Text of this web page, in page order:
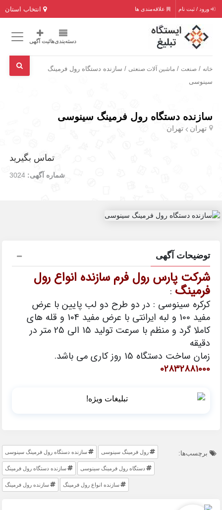
انتخاب استان ورود / ثبت نام علاقه‌مندی ها
دسته‌بندی‌هاثبت آگهی
خانه /صنعت /ماشین آلات صنعتی / سازنده دستگاه رول فرمینگ
سینوسی
سازنده دستگاه رول فرمینگ سینوسی
تهران تهران
تماس بگیرید
شماره آگهی: 3024
توضیحات آگهی
شرکت پارس رول فرم سازنده انواع رول
فرمینگ :
کرکره سینوسی : در دو طرح دو لب پایین با عرض
مفید 100 و لبه ایرانتی با عرض مفید 104 و قله های
کاملا گرد و منظم با سرعت تولید 15 الی 25 متر در
دقیقه
زمان ساخت دستگاه 15 روز کاری می باشد.
02832881000
برچسب‌ها: رول فرمینگ سینوسی سازنده دستگاه رول فرمینگ سینوسی
دستگاه رول فرمینگ سینوسی سازنده دستگاه رول فرمینگ
سازنده انواع رول فرمینگ سازنده رول فرمینگ